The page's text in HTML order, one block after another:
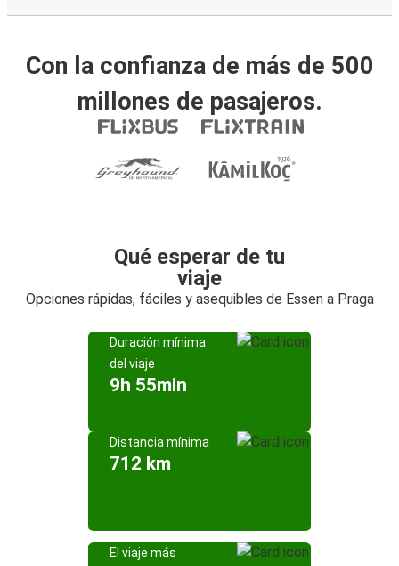
Con la confianza de más de 500
millones de pasajeros.
Qué esperar de tu
viaje
Opciones rápidas, fáciles y asequibles de Essen a Praga
Duración mínima
del viaje
9h 55min
Distancia mínima
712 km
El viaje más